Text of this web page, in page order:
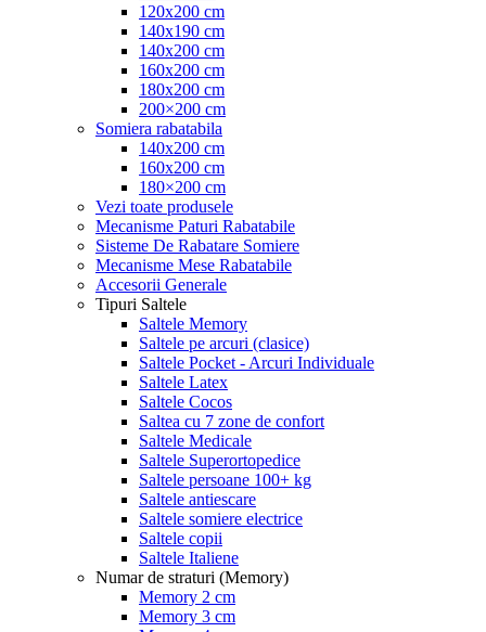
120x200 cm
140x190 cm
140x200 cm
160x200 cm
180x200 cm
200×200 cm
Somiera rabatabila
140x200 cm
160x200 cm
180×200 cm
Vezi toate produsele
Mecanisme Paturi Rabatabile
Sisteme De Rabatare Somiere
Mecanisme Mese Rabatabile
Accesorii Generale
Tipuri Saltele
Saltele Memory
Saltele pe arcuri (clasice)
Saltele Pocket - Arcuri Individuale
Saltele Latex
Saltele Cocos
Saltea cu 7 zone de confort
Saltele Medicale
Saltele Superortopedice
Saltele persoane 100+ kg
Saltele antiescare
Saltele somiere electrice
Saltele copii
Saltele Italiene
Numar de straturi (Memory)
Memory 2 cm
Memory 3 cm